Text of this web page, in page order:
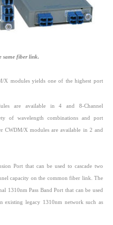
same fiber link.
X modules yields one of the highest port
are available in 4 and 8-Channel
of wavelength combinations and port
CWDM/X modules are available in 2 and
Port that can be used to cascade two
capacity on the common fiber link. The
1310nm Pass Band Port that can be used
legacy 1310nm network such as